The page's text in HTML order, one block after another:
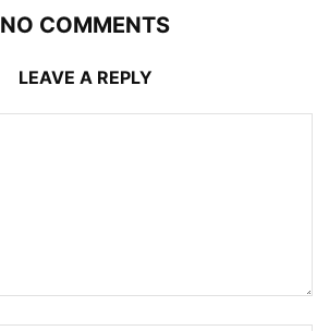
NO COMMENTS
LEAVE A REPLY